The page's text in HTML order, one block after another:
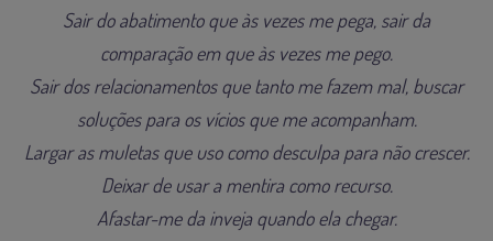
Sair do abatimento que às vezes me pega, sair da
comparação em que às vezes me pego.
Sair dos relacionamentos que tanto me fazem mal, buscar
soluções para os vícios que me acompanham.
Largar as muletas que uso como desculpa para não crescer.
Deixar de usar a mentira como recurso.
Afastar-me da inveja quando ela chegar.